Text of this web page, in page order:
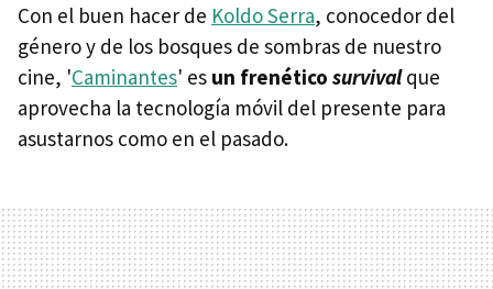
Con el buen hacer de Koldo Serra, conocedor del
género y de los bosques de sombras de nuestro
cine, 'Caminantes' es un frenético survivalque
aprovecha la tecnología móvil del presente para
asustarnos como en el pasado.